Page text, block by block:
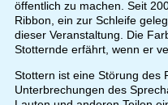
öffentlich zu machen. Seit
Ribbon, ein zur Schleife
dieser Veranstaltung. Die
Stotternde erfährt, wenn er
Stottern ist eine Störung des
Unterbrechungen des